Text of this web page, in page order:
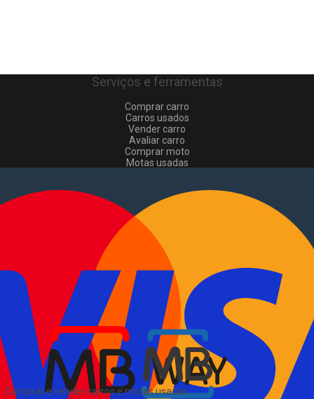
Comprar e vender carros e motas usadas
Serviços e ferramentas
Comprar carro
Carros usados
Vender carro
Avaliar carro
Comprar moto
Motas usadas
Comerciais usados
Vender comerciais
Informações
Como comprar e vender
Pacotes de anúncios
Verificar VIN e matrícula
Sitemap
EN
Sobre Nós